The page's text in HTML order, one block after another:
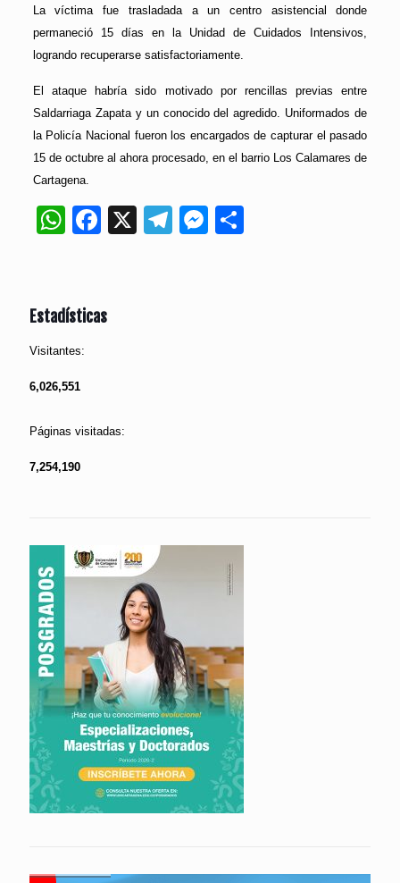
La víctima fue trasladada a un centro asistencial donde
permaneció 15 días en la Unidad de Cuidados Intensivos,
logrando recuperarse satisfactoriamente.
El ataque habría sido motivado por rencillas previas entre
Saldarriaga Zapata y un conocido del agredido. Uniformados de
la Policía Nacional fueron los encargados de capturar el pasado
15 de octubre al ahora procesado, en el barrio Los Calamares de
Cartagena.
WhatsApp
Facebook
X Telegram
Messenger
Estadísticas
Visitantes:
6,026,551
Páginas visitadas:
7,254,190